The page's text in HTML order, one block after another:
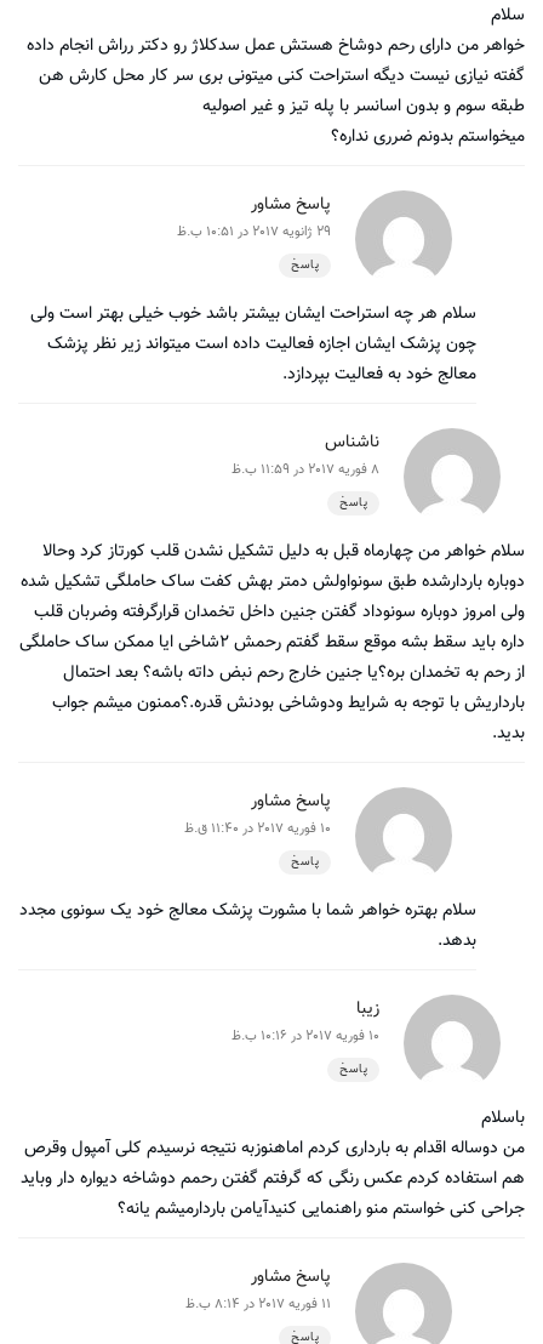
سلام
خواهر من دارای رحم دوشاخ هستش عمل سدکلاژ رو دکتر رراش انجام داده
گفته نیازی نیست دیگه استراحت کنی میتونی بری سر کار محل کارش هن
طبقه سوم و بدون اسانسر با پله تیز و غیر اصولیه
میخواستم بدونم ضرری نداره؟
پاسخ مشاور
29 ژانویه 2017 در 10:51 ب.ظ
پاسخ
سلام هر چه استراحت ایشان بیشتر باشد خوب خیلی بهتر است ولی
چون پزشک ایشان اجازه فعالیت داده است میتواند زیر نظر پزشک
معالج خود به فعالیت بپردازد.
ناشناس
8 فوریه 2017 در 11:59 ب.ظ
پاسخ
سلام خواهر من چهارماه قبل به دلیل تشکیل نشدن قلب کورتاز کرد وحالا
دوباره باردارشده طبق سونواولش دمتر بهش کفت ساک حاملگی تشکیل شده
ولی امروز دوباره سونوداد گفتن جنین داخل تخمدان قرارگرفته وضربان قلب
داره باید سقط بشه موقع سقط گفتم رحمش ۲شاخی ایا ممکن ساک حاملگی
از رحم به تخمدان بره؟یا جنین خارج رحم نبض داته باشه؟ بعد احتمال
بارداریش با توجه به شرایط ودوشاخی بودنش قدره.؟ممنون میشم جواب
بدید.
پاسخ مشاور
10 فوریه 2017 در 11:40 ق.ظ
پاسخ
سلام بهتره خواهر شما با مشورت پزشک معالج خود یک سونوی مجدد
بدهد.
زیبا
10 فوریه 2017 در 10:16 ب.ظ
پاسخ
باسلام
من دوساله اقدام به بارداری کردم اماهنوزبه نتیجه نرسیدم کلی آمپول وقرص
هم استفاده کردم عکس رنگی که گرفتم گفتن رحمم دوشاخه دیواره دار وباید
جراحی کنی خواستم منو راهنمایی کنیدآیامن باردارمیشم یانه؟
پاسخ مشاور
11 فوریه 2017 در 8:14 ب.ظ
پاسخ